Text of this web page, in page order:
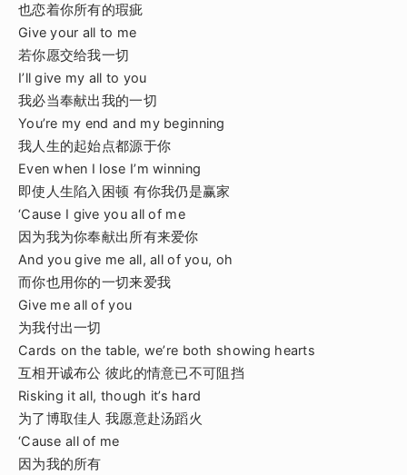
也恋着你所有的瑕疵
Give your all to me
若你愿交给我一切
I’ll give my all to you
我必当奉献出我的一切
You’re my end and my beginning
我人生的起始点都源于你
Even when I lose I’m winning
即使人生陷入困顿 有你我仍是赢家
‘Cause I give you all of me
因为我为你奉献出所有来爱你
And you give me all, all of you, oh
而你也用你的一切来爱我
Give me all of you
为我付出一切
Cards on the table, we’re both showing hearts
互相开诚布公 彼此的情意已不可阻挡
Risking it all, though it’s hard
为了博取佳人 我愿意赴汤蹈火
‘Cause all of me
因为我的所有